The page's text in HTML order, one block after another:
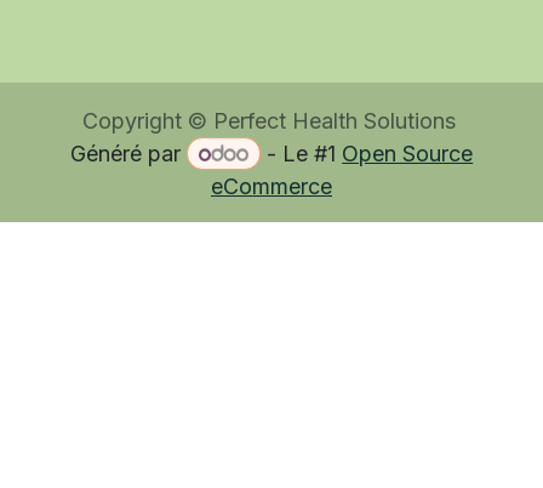
Copyright © Perfect Health Solutions
Généré par
- Le #1 Open Source
eCommerce